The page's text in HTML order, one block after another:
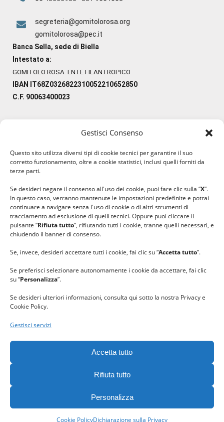
Gestisci Consenso
Questo sito utilizza diversi tipi di cookie tecnici per garantire il suo
corretto funzionamento, oltre a cookie statistici, inclusi quelli forniti da
terze parti.
Se desideri negare il consenso all'uso dei cookie, puoi fare clic sulla “X”.
In questo caso, verranno mantenute le impostazioni predefinite e potrai
continuare a navigare senza l'uso di cookie o di altri strumenti di
tracciamento ad esclusione di quelli tecnici. Oppure puoi cliccare il
pulsante “Rifiuta tutto”, rifiutando tutti i cookie, tranne quelli necessari, e
chiudendo il banner di consenso.
Se, invece, desideri accettare tutti i cookie, fai clic su “Accetta tutto”.
Se preferisci selezionare autonomamente i cookie da accettare, fai clic
su “Personalizza”.
Se desideri ulteriori informazioni, consulta qui sotto la nostra Privacy e
Cookie Policy.
Gestisci servizi
Accetta tutto
Rifiuta tutto
Personalizza
Cookie PolicyDichiarazione sulla Privacy
segreteria@gomitolorosa.org
gomitolorosa@pec.it
Banca Sella, sede di Biella
Intestato a:
GOMITOLO ROSA ENTE FILANTROPICO
IBAN IT68Z0326822310052210652850
C.F. 90063400023
#lanaterapia
#ilcaloredellempatia
Gomitolorosa. Tutti i diritti riservati. - C. F. 90063400023 -Privacy
policy-Cookie policy